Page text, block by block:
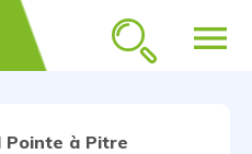
menu
Pointe à Pitre